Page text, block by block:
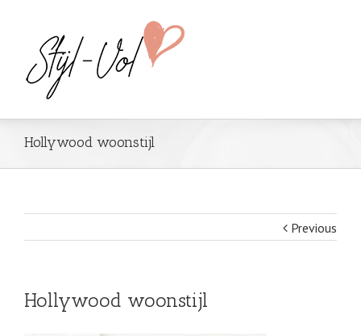
Hollywood woonstijl
Previous
Hollywood woonstijl